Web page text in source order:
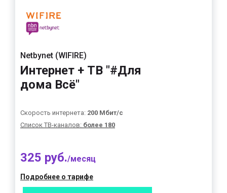
Netbynet (WIFIRE)
Интернет + ТВ "#Для
дома Всё"
Скорость интернета: 200 Мбит/с
Список ТВ-каналов: более 180
325 руб./месяц
Подробнее о тарифе